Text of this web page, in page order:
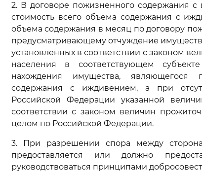
2. В договоре пожизненного содержания
стоимость всего объема содержания с
объема содержания в месяц по договору
предусматривающему отчуждение
установленных в соответствии с законом
населения в соответствующем
нахождения имущества, являющегося
содержания с иждивением, а при
Российской Федерации указанной
соответствии с законом величин
целом по Российской Федерации.
3. При разрешении спора между
предоставляется или должно
руководствоваться принципами